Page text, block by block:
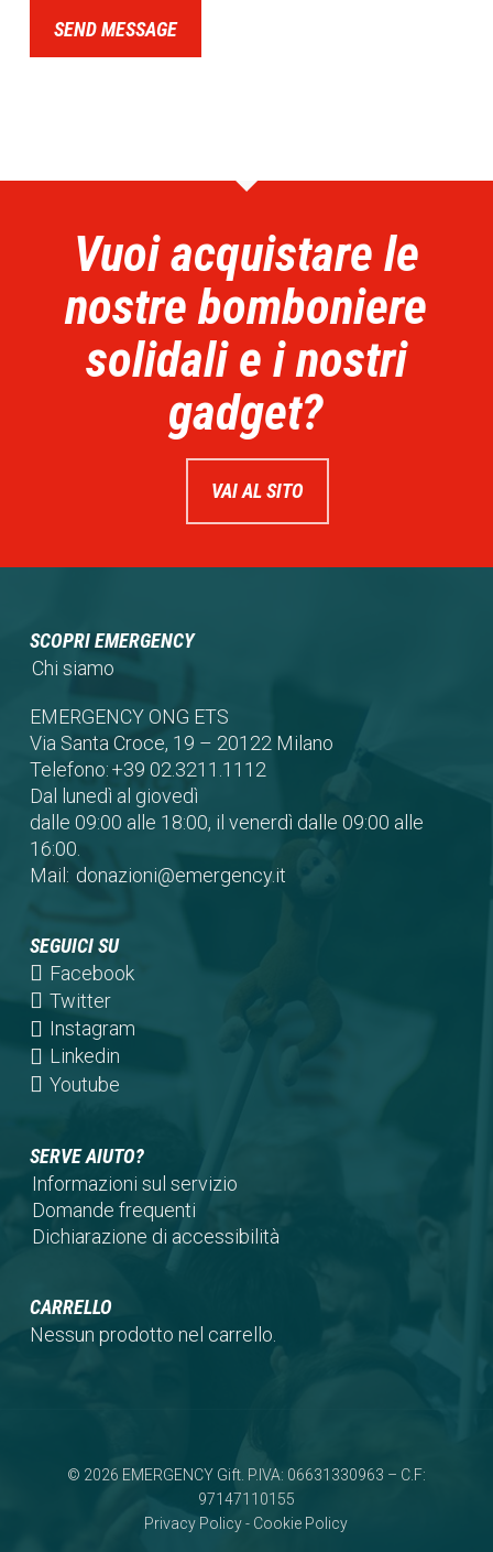
SEND MESSAGE
Vuoi acquistare le
nostre bomboniere
solidali e i nostri
gadget?
VAI AL SITO
SCOPRI EMERGENCY
Chi siamo
EMERGENCY ONG ETS
Via Santa Croce, 19 – 20122 Milano
Telefono:+39 02.3211.1112
Dal lunedì al giovedì
dalle 09:00 alle 18:00, il venerdì dalle 09:00 alle
16:00.
Mail: donazioni@emergency.it
SEGUICI SU
Facebook(opens
a
Twitter(opens
in
a
new
Instagram(opens
Linkedin(opens
in
tab)
Youtube(opens
new
tab)
SERVE AIUTO?
Informazioni sul servizio
Domande frequenti
Dichiarazione di accessibilità
CARRELLO
Nessun prodotto nel carrello.
© 2026 EMERGENCY Gift. P.IVA: 06631330963 – C.F:
97147110155
Privacy Policy- Cookie Policy